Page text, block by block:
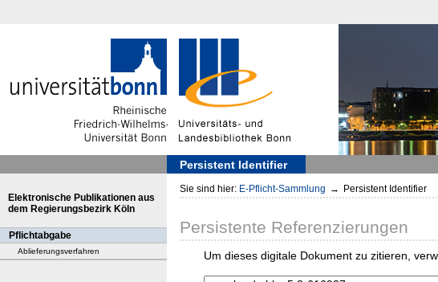
Persistent Identifier
Elektronische Publikationen aus
dem Regierungsbezirk Köln
Pflichtabgabe
Ablieferungsverfahren
Sie sind hier: E-Pflicht-Sammlung → Persistent Identifier
Persistente Referenzierungen
Um dieses digitale Dokument zu zitieren,